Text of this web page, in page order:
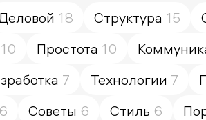
18 Структура 15
10 Простота 10
7 Технологии 7
6 Советы 6 Стиль 6